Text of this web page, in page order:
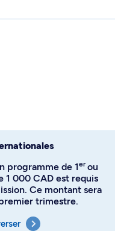
programme de 1erou
1 000 CAD est requis
Ce montant sera
trimestre.